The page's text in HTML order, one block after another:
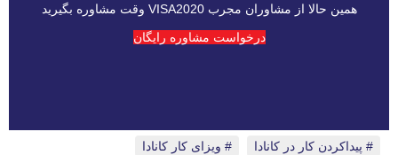
همین حالا از مشاوران مجرب VISA2020 وقت مشاوره بگیرید
درخواست مشاوره رایگان
پیداکردن کار در کانادا ویزای کار کانادا